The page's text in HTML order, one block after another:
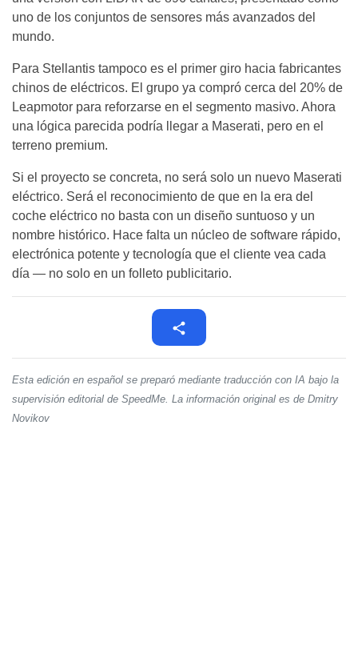
uno de los conjuntos de sensores más avanzados del
mundo.
Para Stellantis tampoco es el primer giro hacia fabricantes
chinos de eléctricos. El grupo ya compró cerca del 20% de
Leapmotor para reforzarse en el segmento masivo. Ahora
una lógica parecida podría llegar a Maserati, pero en el
terreno premium.
Si el proyecto se concreta, no será solo un nuevo Maserati
eléctrico. Será el reconocimiento de que en la era del
coche eléctrico no basta con un diseño suntuoso y un
nombre histórico. Hace falta un núcleo de software rápido,
electrónica potente y tecnología que el cliente vea cada
día — no solo en un folleto publicitario.
Esta edición en español se preparó mediante traducción con IA bajo la
supervisión editorial de SpeedMe. La información original es de Dmitry
Novikov